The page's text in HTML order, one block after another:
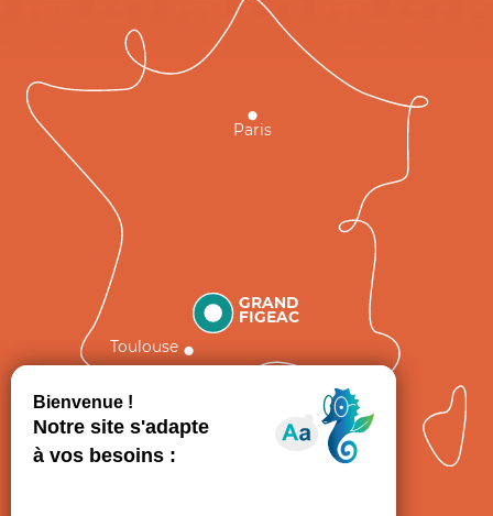
GRAND
FIGEAC
Toulouse
Paris